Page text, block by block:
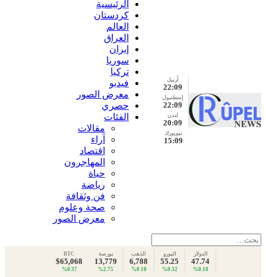
أربيل
22:09
إسطنبول
22:09
لندن
20:09
نيويورك
15:09
الرئيسية
كردستان
العالم
العراق
إيران
سوريا
تركيا
فيديو
معرض الصور
حصري
الفئات
مقالات
آراء
اقتصاد
المهاجرون
حياة
رياضة
فن وثقافة
صحة وعلوم
معرض الصور
الدولار
47.74
%0.18
اليورو
55.25
%0.32
الذهب
6,788
%0.18
بورصة
13,779
%2.75
BTC
$65,068
%0.37